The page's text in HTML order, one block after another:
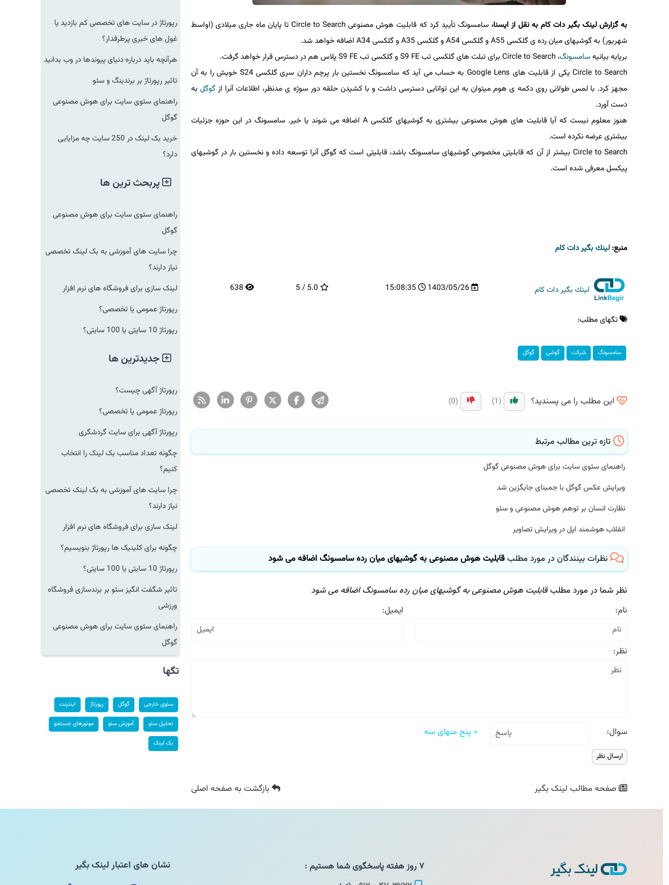
به گزارش لینک بگیر دات کام به نقل از ایسنا،
سامسونگ تأیید کرد که قابلیت هوش مصنوعی Circle to Search تا پایان ماه جاری میلادی (اواسط
شهریور) به گوشیهای میان رده ی گلکسی A55 و گلکسی A54 و گلکسی A35 و گلکسی A34 اضافه خواهد شد.
برپایه بیانیهسامسونگ، Circle to Search برای تبلت های گلکسی تب S9 FE و گلکسی تب S9 FE پلاس هم در دسترس قرار خواهد گرفت.
Circle to Search یکی از قابلیت های Google Lens به حساب می آید که سامسونگ نخستین بار پرچم داران سری گلکسی S24 خویش را به آن
مجهز کرد. با لمس طولانی روی دکمه ی هوم میتوان به این توانایی دسترسی داشت و با کشیدن حلقه دور سوژه ی مدنظر، اطلاعات آنرا ازگوگلبه
دست آورد.
هنوز معلوم نیست که آیا قابلیت های هوش مصنوعی بیشتری به گوشیهای گلکسی A اضافه می شوند یا خیر. سامسونگ در این حوزه جزئیات
بیشتری عرضه نکرده است.
Circle to Search بیشتر از آن که قابلیتی مخصوص گوشیهای سامسونگ باشد، قابلیتی است که گوگل آنرا توسعه داده و نخستین بار در گوشیهای
پیکسل معرفی شده است.
منبع:لینك بگیر دات كام
لینك بگیر دات كام 1403/05/26
15:08:35
5.0 / 5
638
تگهای مطلب:
سامسونگ شرکت گوشی گوگل
این مطلب را می پسندید؟
تازه ترین مطالب مرتبط
راهنمای سئوی سایت برای هوش مصنوعی گوگل
ویرایش عکس گوگل با جمینای جایگزین شد
نظارت انسان بر توهم هوش مصنوعی و سئو
انقلاب هوشمند اپل در ویرایش تصاویر
نظرات بینندگان در مورد مطلبقابلیت هوش مصنوعی به گوشیهای میان رده سامسونگ اضافه می شود
نظر شما در مورد مطلبقابلیت هوش مصنوعی به گوشیهای میان رده سامسونگ اضافه می شود
نام:
ایمیل:
نظر:
سوال: = پنج منهای سه
صفحه مطالبلینک بگیر بازگشتبه صفحه اصلی
رپورتاژ در سایت های تخصصی کم بازدید یا
غول های خبری پرطرفدار؟
هرآنچه باید درباره دنیای پیوندها در وب بدانید
تاثیر رپورتاژ بر برندینگ و سئو
راهنمای سئوی سایت برای هوش مصنوعی
گوگل
خرید بک لینک در 250 سایت چه مزایایی
دارد؟
پربحث ترین ها
راهنمای سئوی سایت برای هوش مصنوعی
گوگل
چرا سایت های آموزشی به بک لینک تخصصی
نیاز دارند؟
لینک سازی برای فروشگاه های نرم افزار
رپورتاژ عمومی یا تخصصی؟
رپورتاژ 10 سایتی یا 100 سایتی؟
جدیدترین ها
رپورتاژ آگهی چیست؟
رپورتاژ عمومی یا تخصصی؟
رپورتاژ آگهی برای سایت گردشگری
چگونه تعداد مناسب بک لینک را انتخاب
کنیم؟
چرا سایت های آموزشی به بک لینک تخصصی
نیاز دارند؟
لینک سازی برای فروشگاه های نرم افزار
چگونه برای کلینیک ها رپورتاژ بنویسیم؟
رپورتاژ 10 سایتی یا 100 سایتی؟
تاثیر شگفت انگیز سئو بر برندسازی فروشگاه
ورزشی
راهنمای سئوی سایت برای هوش مصنوعی
گوگل
تگها
سئوی خارجی گوگل رپورتاژ اینترنت
تحلیل سئو آموزش سئو موتورهای جستجو
بک لینک
نشان های اعتبار لینک بگیر